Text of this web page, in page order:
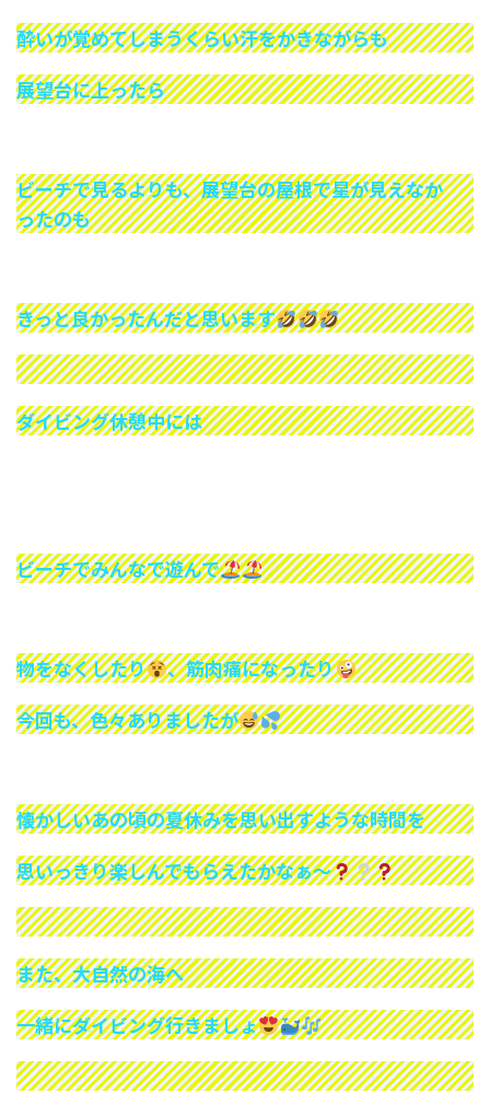
酔いが覚めてしまうくらい汗をかきながらも
展望台に上ったら
ビーチで見るよりも、展望台の屋根で星が見えなか
ったのも
きっと良かったんだと思います
ダイビング休憩中には
ビーチでみんなで遊んで
物をなくしたり
、筋肉痛になったり
今回も、色々ありましたが
懐かしいあの頃の夏休みを思い出すような時間を
思いっきり楽しんでもらえたかなぁ～
また、大自然の海へ
一緒にダイビング行きましょ